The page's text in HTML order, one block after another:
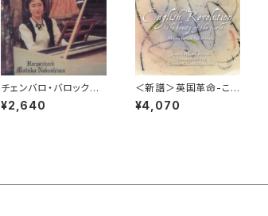
チェンバロ・バロック名
曲選 Golden Age o
f Harpsichord Musi
¥2,640
＜新譜＞英国革命-こ
の世界の美の精髄-17
世紀イングランドの音
/ 加久間朋子 [2CD]
¥4,070